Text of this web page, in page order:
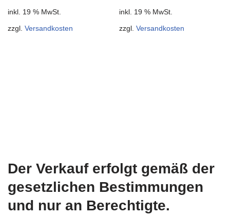
inkl. 19 % MwSt.
zzgl. Versandkosten
inkl. 19 % MwSt.
zzgl.Versandkosten
Der Verkauf erfolgt gemäß der
gesetzlichen Bestimmungen
und nur an Berechtigte.